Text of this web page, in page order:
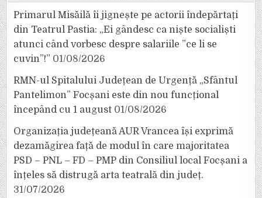
Primarul Misăilă îi jignește pe actorii îndepărtați
din Teatrul Pastia: „Ei gândesc ca niște socialiști
atunci când vorbesc despre salariile ”ce li se
cuvin”!” 01/08/2026
RMN-ul Spitalului Județean de Urgență „Sfântul
Pantelimon” Focșani este din nou funcțional
începând cu 1 august 01/08/2026
Organizația județeană AUR Vrancea își exprimă
dezamăgirea față de modul în care majoritatea
PSD – PNL – FD – PMP din Consiliul local Focșani a
înțeles să distrugă arta teatrală din județ.
31/07/2026